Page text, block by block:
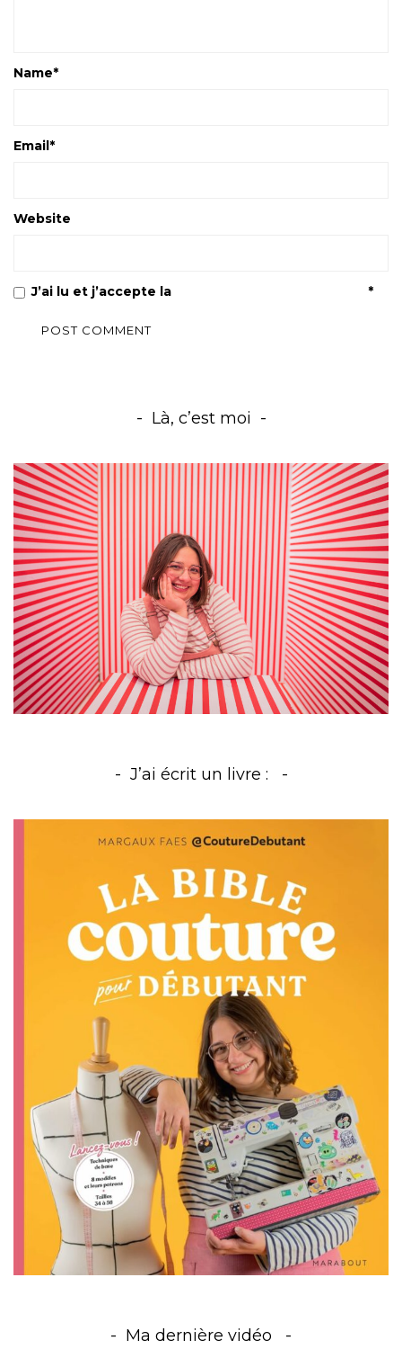
Name*
Email*
Website
J’ai lu et j’accepte la *
Là, c’est moi
J’ai écrit un livre :
Ma dernière vidéo